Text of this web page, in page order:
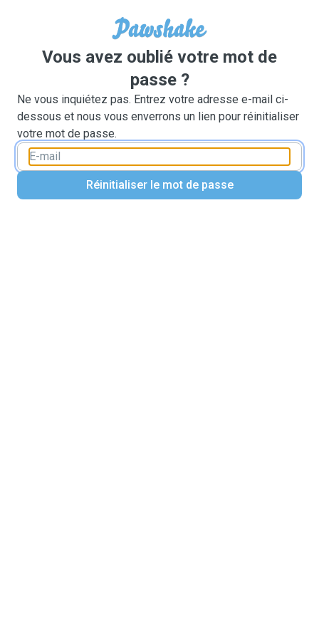
Vous avez oublié votre mot de
passe ?
Ne vous inquiétez pas. Entrez votre adresse e-mail ci-
dessous et nous vous enverrons un lien pour réinitialiser
votre mot de passe.
Réinitialiser le mot de passe